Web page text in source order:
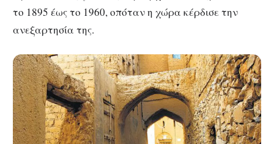
το 1895 έως το 1960, οπόταν η χώρα κέρδισε την
ανεξαρτησία της.